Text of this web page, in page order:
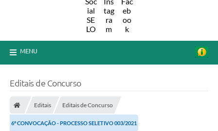
MENU
Editais de Concurso
Editais Editais de Concurso
6º CONVOCAÇÃO - PROCESSO SELETIVO 003/2021